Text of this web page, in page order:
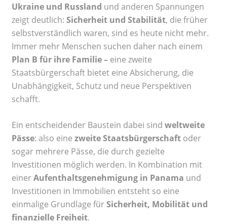
Ukraine und Russland und anderen Spannungen
zeigt deutlich: Sicherheit und Stabilität, die früher
selbstverständlich waren, sind es heute nicht mehr.
Immer mehr Menschen suchen daher nach einem
Plan B für ihre Familie – eine zweite
Staatsbürgerschaft bietet eine Absicherung, die
Unabhängigkeit, Schutz und neue Perspektiven
schafft.
Ein entscheidender Baustein dabei sind weltweite
Pässe: also eine zweite Staatsbürgerschaft oder
sogar mehrere Pässe, die durch gezielte
Investitionen möglich werden. In Kombination mit
einerAufenthaltsgenehmigung in Panama und
Investitionen in Immobilien entsteht so eine
einmalige Grundlage fürSicherheit, Mobilität und
finanzielle Freiheit.